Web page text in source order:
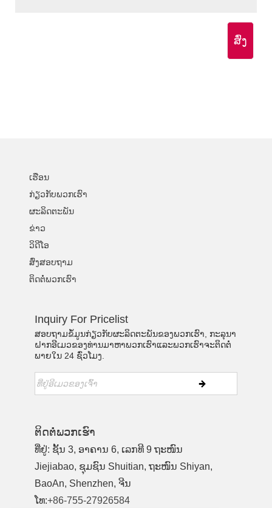
ສົ່ງ
ເຮືອນ
ກ່ຽວ​ກັບ​ພວກ​ເຮົາ
ຜະລິດຕະພັນ
ຂ່າວ
ວິດີໂອ
ສົ່ງສອບຖາມ
ຕິດຕໍ່ພວກເຮົາ
Inquiry For Pricelist
ສອບຖາມຂໍ້ມູນກ່ຽວກັບຜະລິດຕະພັນຂອງພວກເຮົາ, ກະລຸນາ
ຝາກອີເມວຂອງທ່ານມາຫາພວກເຮົາແລະພວກເຮົາຈະຕິດຕໍ່
ພາຍໃນ 24 ຊົ່ວໂມງ.
ຕິດ​ຕໍ່​ພວກ​ເຮົາ
ທີ່ຢູ່: ຊັ້ນ 3, ອາຄານ 6, ເລກທີ 9 ຖະໜົນ
Jiejiabao, ຊຸມຊົນ Shuitian, ຖະໜົນ Shiyan,
BaoAn, Shenzhen, ຈີນ
ໂທ:+86-755-27926584